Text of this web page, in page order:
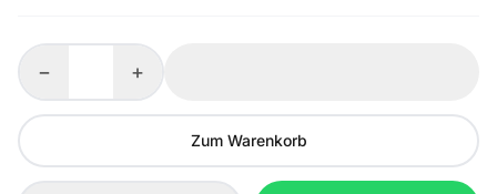
− +
Zum Warenkorb